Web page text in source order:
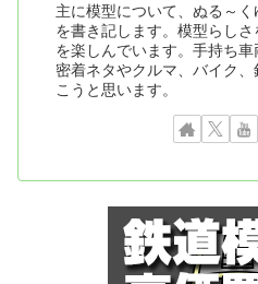
主に模型について、ぬる～
を書き記します。模型らし
を楽しんでいます。手持ち
密着ネタやクルマ、バイク
こうと思います。